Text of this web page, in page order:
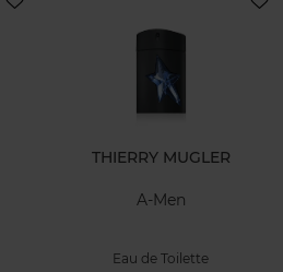
THIERRY MUGLER
A-Men
Eau de Toilette